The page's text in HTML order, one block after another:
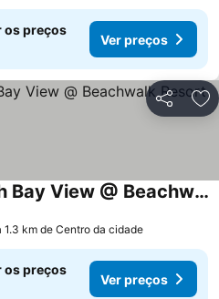
os preços
Ver preços
Partilhar
Incredible Studio With Bay View @ Beachwalk Resort
1.3 km de Centro da cidade
os preços
Ver preços